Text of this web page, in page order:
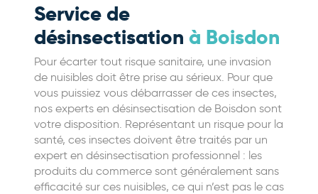
Service de
désinsectisation à Boisdon
Pour écarter tout risque sanitaire, une invasion
de nuisibles doit être prise au sérieux. Pour que
vous puissiez vous débarrasser de ces insectes,
nos experts en désinsectisation de Boisdon sont
votre disposition. Représentant un risque pour la
santé, ces insectes doivent être traités par un
expert en désinsectisation professionnel : les
produits du commerce sont généralement sans
efficacité sur ces nuisibles, ce qui n’est pas le cas